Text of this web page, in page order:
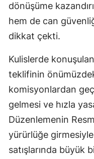
dönüşüme
hem de can
dikkat çekti.
Kulislerde
teklifinin
komisyonlardan
gelmesi ve hızla
Düzenlemenin
yürürlüğe
satışlarında büyük